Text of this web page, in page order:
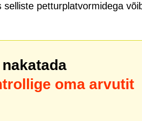
petturplatvormidega
oma arvutit